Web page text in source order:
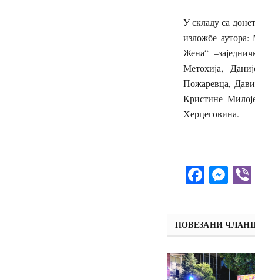
У складу са
изложбе
Жена“
Метохија,
Пожаревца,
Кристине
Херцеговина.
ПОВЕЗАНИ